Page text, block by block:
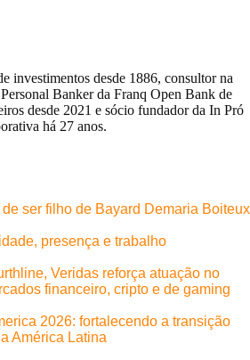
investimentos desde 1886, consultor na
Banker da Franq Open Bank de
desde 2021 e sócio fundador da In Pró
há 27 anos.
ser filho de Bayard Demaria Boiteux
presença e trabalho
Veridas reforça atuação no
financeiro, cripto e de gaming
2026: fortalecendo a transição
América Latina